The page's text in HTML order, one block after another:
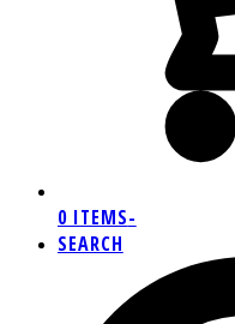
0 ITEMS-
SEARCH